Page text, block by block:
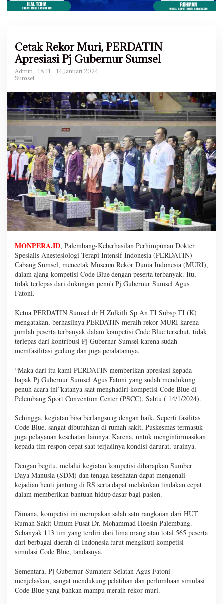
Cetak Rekor Muri, PERDATIN
Apresiasi Pj Gubernur Sumsel
Admin
18:11 - 14 Januari 2024
Sumsel
MONPERA.ID, Palembang-Keberhasilan Perhimpunan Dokter
Spesialis Anestesiologi Terapi Intensif Indonesia (PERDATIN)
Cabang Sumsel, mencetak Museum Rekor Dunia Indonesia (MURI),
dalam ajang kompetisi Code Blue dengan peserta terbanyak. Itu,
tidak terlepas dari dukungan penuh Pj Gubernur Sumsel Agus
Fatoni.
Ketua PERDATIN Sumsel dr H Zulkifli Sp An TI Subsp TI (K)
mengatakan, berhasilnya PERDATIN meraih rekor MURI karena
jumlah peserta terbanyak dalam kompetisi Code Blue tersebut, tidak
terlepas dari kontribusi Pj Gubernur Sumsel karena sudah
memfasilitasi gedung dan juga peralatannya.
“Maka dari itu kami PERDATIN memberikan apresiasi kepada
bapak Pj Gubernur Sumsel Agus Fatoni yang sudah mendukung
penuh acara ini”katanya saat menghadiri kompetisi Code Blue di
Pelembang Sport Convention Center (PSCC), Sabtu ( 14/1/2024).
Sehingga, kegiatan bisa berlangsung dengan baik. Seperti fasilitas
Code Blue, sangat dibutuhkan di rumah sakit, Puskesmas termasuk
juga pelayanan kesehatan lainnya. Karena, untuk menginformasikan
kepada tim respon cepat saat terjadinya kondisi darurat, urainya.
Dengan begitu, melalui kegiatan kompetisi diharapkan Sumber
Daya Manusia (SDM) dan tenaga kesehatan dapat mengenali
kejadian henti jantung di RS serta dapat melakukan tindakan cepat
dalam memberikan bantuan hidup dasar bagi pasien.
Dimana, kompetisi ini merupakan salah satu rangkaian dari HUT
Rumah Sakit Umum Pusat Dr. Mohammad Hoesin Palembang.
Sebanyak 113 tim yang terdiri dari lima orang atau total 565 peserta
dari berbagai daerah di Indonesia turut mengikuti kompetisi
simulasi Code Blue, tandasnya.
Sementara, Pj Gubernur Sumatera Selatan Agus Fatoni
menjelaskan, sangat mendukung pelatihan dan perlombaan simulasi
Code Blue yang bahkan mampu meraih rekor muri.